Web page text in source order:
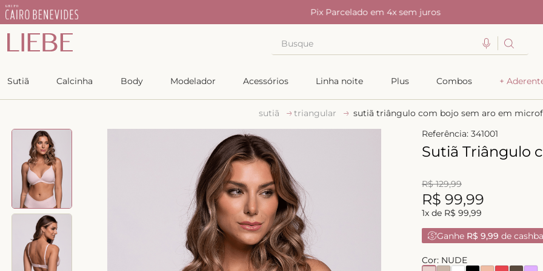
Parcelamento em 6x sem juros no cartão
Sutiã Calcinha Body Modelador Acessórios Linha noite Plus Combos +
sutiã triangular
sutiã triângulo com bojo sem aro em
Referência: 341001
Sutiã Triângulo
R$ 129,99
R$ 99,99
1x de R$ 99,99
Ganhe R$ 9,99 de
Cor: NUDE
TERMOS MAIS BUSCADOS
2º
camisola
6
7º
8º
9º
calcinha